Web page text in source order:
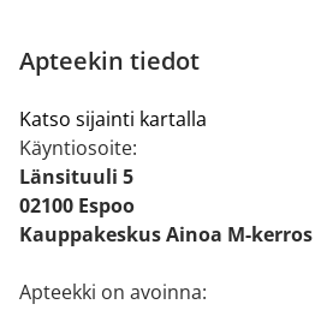
Apteekin tiedot
Katso sijainti kartalla
Käyntiosoite:
Länsituuli 5
02100 Espoo
Kauppakeskus Ainoa M-kerros
Apteekki on avoinna: